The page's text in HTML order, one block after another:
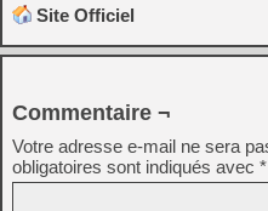
Site Officiel
Commentaire ¬
Votre adresse e-mail ne sera
obligatoires sont indiqués avec *